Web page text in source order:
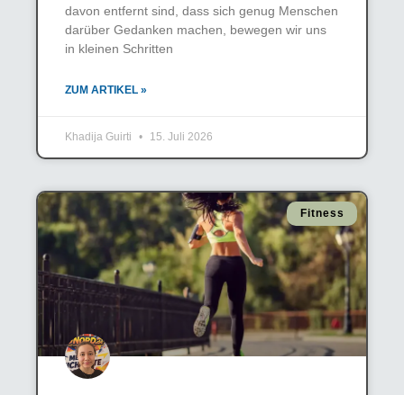
davon entfernt sind, dass sich genug Menschen
darüber Gedanken machen, bewegen wir uns
in kleinen Schritten
ZUM ARTIKEL »
Khadija Guirti 15. Juli 2026
Fitness